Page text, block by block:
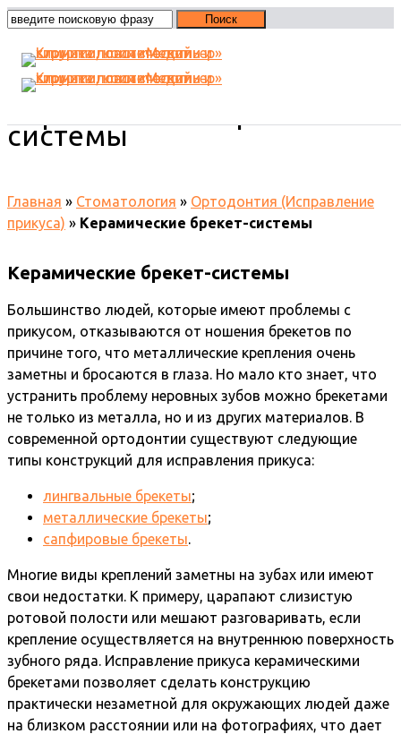
системы
Главная » Стоматология » Ортодонтия (Исправление
прикуса) » Керамические брекет-системы
Керамические брекет-системы
Большинство людей, которые имеют проблемы с
прикусом, отказываются от ношения брекетов по
причине того, что металлические крепления очень
заметны и бросаются в глаза. Но мало кто знает, что
устранить проблему неровных зубов можно брекетами
не только из металла, но и из других материалов. В
современной ортодонтии существуют следующие
типы конструкций для исправления прикуса:
лингвальные брекеты;
металлические брекеты;
сапфировые брекеты.
Многие виды креплений заметны на зубах или имеют
свои недостатки. К примеру, царапают слизистую
ротовой полости или мешают разговаривать, если
крепление осуществляется на внутреннюю поверхность
зубного ряда. Исправление прикуса керамическими
брекетами позволяет сделать конструкцию
практически незаметной для окружающих людей даже
на близком расстоянии или на фотографиях, что дает